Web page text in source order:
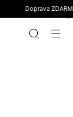
Doprava